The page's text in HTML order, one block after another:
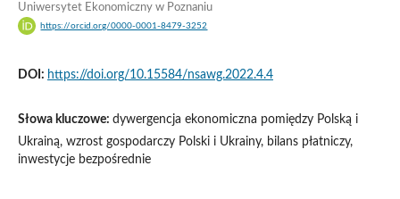
Uniwersytet Ekonomiczny w Poznaniu
https://orcid.org/0000-0001-8479-3252
DOI: https://doi.org/10.15584/nsawg.2022.4.4
Słowa kluczowe: dywergencja ekonomiczna pomiędzy Polską i
Ukrainą, wzrost gospodarczy Polski i Ukrainy, bilans płatniczy,
inwestycje bezpośrednie